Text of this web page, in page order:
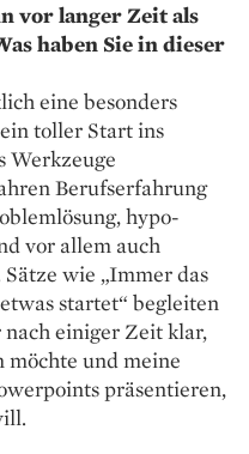
vor langer Zeit als
haben Sie in dieser
eine besonders
toller Start ins
Werkzeuge
Berufserfahrung
hypo­
vor allem auch
wie „Immer das
startet“ begleiten
einiger Zeit klar,
möchte und meine
präsentieren,